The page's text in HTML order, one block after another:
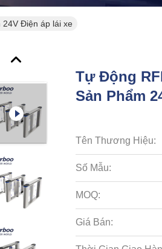
24V Điện áp lái xe
Tự Động
Sản Phẩm
Tên Thương Hiệu:
Số Mẫu:
MOQ:
Giá Bán: